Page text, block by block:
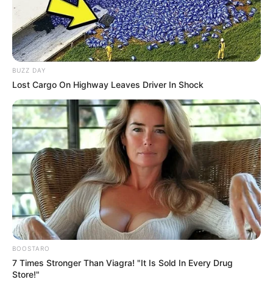
BUZZ DAY
Lost Cargo On Highway Leaves Driver In Shock
BOOSTARO
7 Times Stronger Than Viagra! "It Is Sold In Every Drug
Store!"